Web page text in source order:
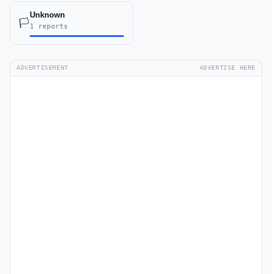
🏳️
Unknown
1 reports
ADVERTISEMENT ADVERTISE HERE